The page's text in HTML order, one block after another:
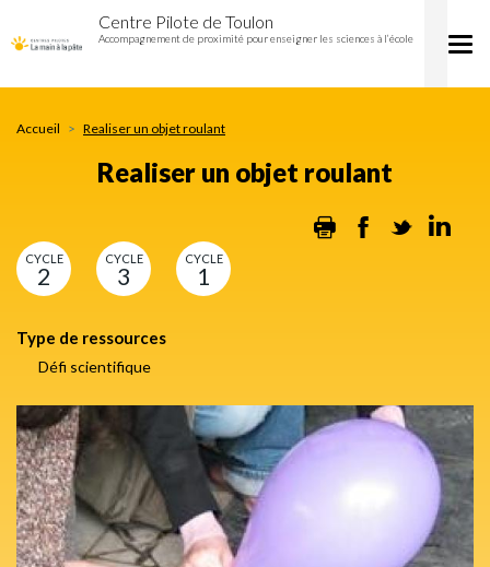
objet
au
contenu
Centre Pilote de Toulon
Accompagnement de proximité pour enseigner les sciences à l’école
Accueil Realiser un objet roulant
Realiser un objet roulant
Print Facebook
Twitter
CYCLE
2
CYCLE
3
CYCLE
1
Type de ressources
Défi scientifique